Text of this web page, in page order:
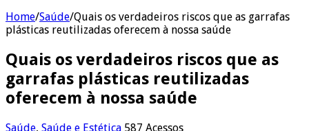
Home/Saúde/Quais os verdadeiros riscos que as garrafas
plásticas reutilizadas oferecem à nossa saúde
Quais os verdadeiros riscos que as
garrafas plásticas reutilizadas
oferecem à nossa saúde
Saúde, Saúde e Estética 587 Acessos